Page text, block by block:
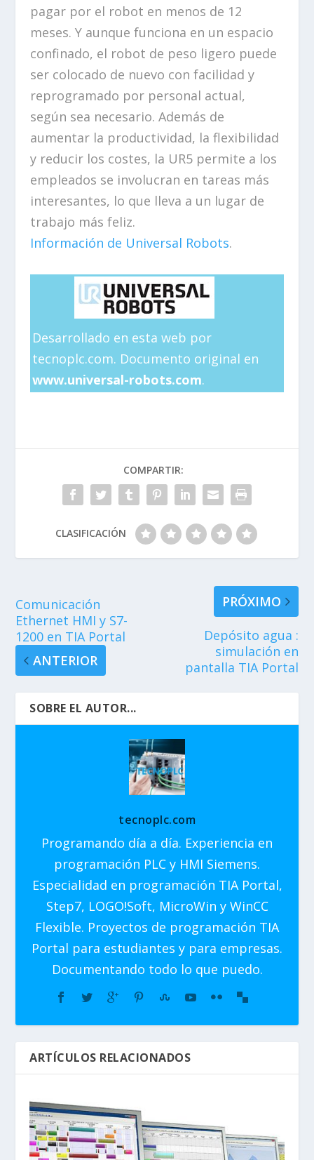
pagar por el robot en menos de 12
meses. Y aunque funciona en un espacio
confinado, el robot de peso ligero puede
ser colocado de nuevo con facilidad y
reprogramado por personal actual,
según sea necesario. Además de
aumentar la productividad, la flexibilidad
y reducir los costes, la UR5 permite a los
empleados se involucran en tareas más
interesantes, lo que lleva a un lugar de
trabajo más feliz.
Información de Universal Robots.
Desarrollado en esta web por
tecnoplc.com. Documento original en
www.universal-robots.com.
COMPARTIR:
CLASIFICACIÓN
Comunicación
Ethernet HMI y S7-
1200 en TIA Portal
ANTERIOR
PRÓXIMO
Depósito agua :
simulación en
pantalla TIA Portal
SOBRE EL AUTOR...
tecnoplc.com
Programando día a día. Experiencia en
programación PLC y HMI Siemens.
Especialidad en programación TIA Portal,
Step7, LOGO!Soft, MicroWin y WinCC
Flexible. Proyectos de programación TIA
Portal para estudiantes y para empresas.
Documentando todo lo que puedo.
ARTÍCULOS RELACIONADOS